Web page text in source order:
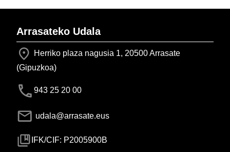
Arrasateko Udala
Herriko plaza nagusia 1, 20500 Arrasate
(Gipuzkoa)
943 25 20 00
udala@arrasate.eus
IFK/CIF: P2005900B